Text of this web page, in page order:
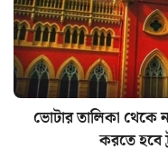
ভোটার তালিকা থেকে
করতে হবে